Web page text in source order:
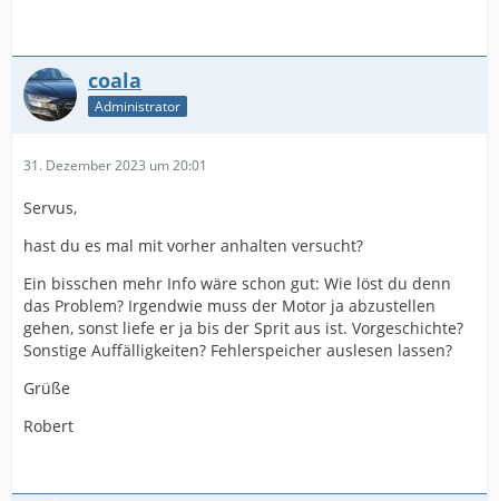
coala
Administrator
31. Dezember 2023 um 20:01
Servus,
hast du es mal mit vorher anhalten versucht?
Ein bisschen mehr Info wäre schon gut: Wie löst du denn
das Problem? Irgendwie muss der Motor ja abzustellen
gehen, sonst liefe er ja bis der Sprit aus ist. Vorgeschichte?
Sonstige Auffälligkeiten? Fehlerspeicher auslesen lassen?
Grüße
Robert